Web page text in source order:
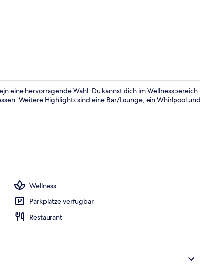
eine hervorragende Wahl. Du kannst dich im Wellnessbereich
Weitere Highlights sind eine Bar/Lounge, ein Whirlpool und
Wellness
Parkplätze verfügbar
Restaurant